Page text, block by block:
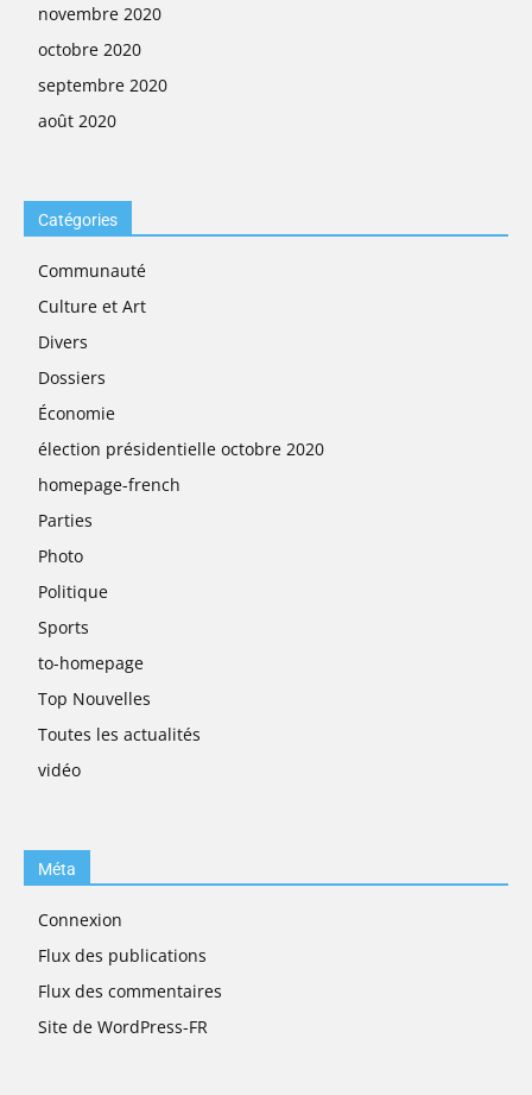
novembre 2020
octobre 2020
septembre 2020
août 2020
Catégories
Communauté
Culture et Art
Divers
Dossiers
Économie
élection présidentielle octobre 2020
homepage-french
Parties
Photo
Politique
Sports
to-homepage
Top Nouvelles
Toutes les actualités
vidéo
Méta
Connexion
Flux des publications
Flux des commentaires
Site de WordPress-FR